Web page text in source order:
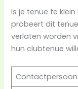
Is je tenue te klein
probeert dit
verlaten worden
hun clubtenue
Contactpersoon: